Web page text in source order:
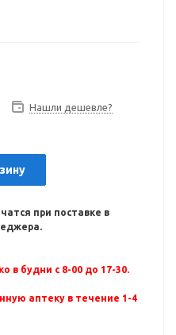
Нашли дешевле?
при поставке в
в будни с 8-00 до 17-30.
аптеку в течение 1-4